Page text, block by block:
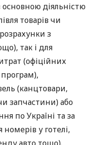
основною діяльністю
товарів чи
з
так і для
(офіційних
(канцтовари,
запчастини) або
по Україні та за
у готелі,